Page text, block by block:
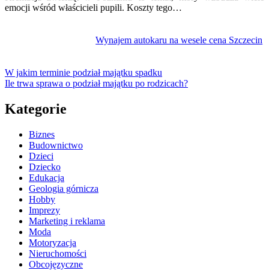
emocji wśród właścicieli pupili. Koszty tego…
Wynajem autokaru na wesele cena Szczecin
W jakim terminie podział majątku spadku
Ile trwa sprawa o podział majątku po rodzicach?
Kategorie
Biznes
Budownictwo
Dzieci
Dziecko
Edukacja
Geologia górnicza
Hobby
Imprezy
Marketing i reklama
Moda
Motoryzacja
Nieruchomości
Obcojęzyczne